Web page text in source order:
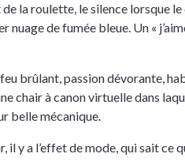
la roulette, le silence lorsque
de fumée bleue. Un «
feu brûlant, passion dévorante,
chair à canon virtuelle dans
belle mécanique.
il y a l’effet de mode, qui sait ce